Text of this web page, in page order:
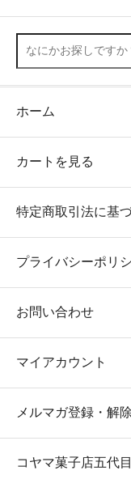
ホーム
カートを見る
特定商取引法に基
プライバシーポリ
お問い合わせ
マイアカウント
メルマガ登録・解除
コヤマ菓子店五